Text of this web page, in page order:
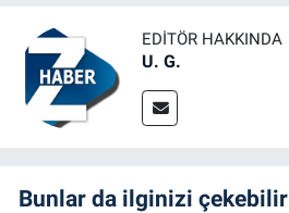
EDITÖR HAKKINDA
U. G.
Bunlar da ilginizi çekebilir